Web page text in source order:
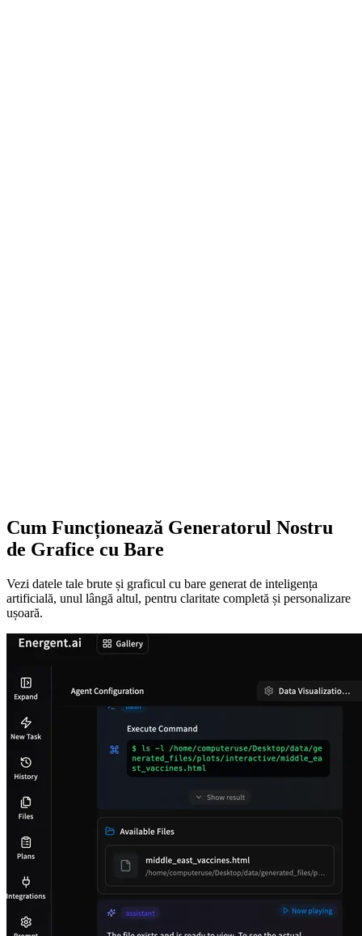
Cum Funcționează Generatorul Nostru
de Grafice cu Bare
Vezi datele tale brute și graficul cu bare generat de inteligența
artificială, unul lângă altul, pentru claritate completă și personalizare
ușoară.